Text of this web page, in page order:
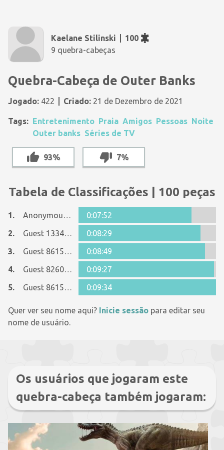
Kaelane Stilinski
100
9 quebra-cabeças
Quebra-Cabeça de Outer Banks
Jogado: 422 Criado: 21 de Dezembro de 2021
Tags: Entretenimento Praia Amigos Pessoas Noite
Outer banks Séries de TV
93% 7%
Tabela de Classificações | 100 peças
1. Anonymous 1278679
0:07:52
2.
Guest 13345764
0:08:29
3.
Guest 8615090
0:08:49
4.
Guest 8260948
0:09:27
5.
Guest 8615090 0:09:34
Quer ver seu nome aqui? Inicie sessão para editar seu
nome de usuário.
Os usuários que jogaram este
quebra-cabeça também jogaram: